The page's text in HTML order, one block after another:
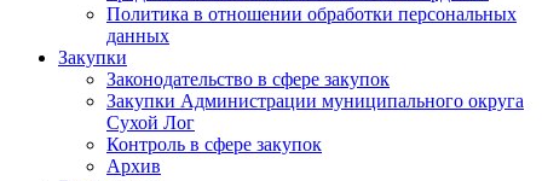
Политика в отношении обработки персональных
данных
Закупки
Законодательство в сфере закупок
Закупки Администрации муниципального округа
Сухой Лог
Контроль в сфере закупок
Архив